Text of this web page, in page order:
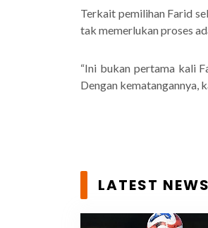
Terkait pemilihan Farid
tak memerlukan proses
“Ini bukan pertama kali
Dengan kematangannya,
LATEST NEWS